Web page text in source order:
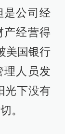
是公司经
产经营得
美国银行
理人员发
光下没有
。